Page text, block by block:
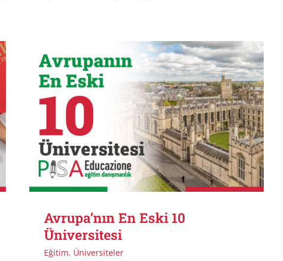
Avrupa’nın En Eski 10
Üniversitesi
Eğitim, Üniversiteler